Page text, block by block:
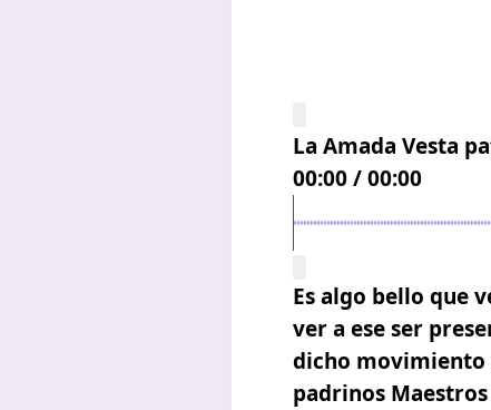
La Amada Vesta
00:00 / 00:00
Es algo bello que
ver a ese ser
dicho movimiento
padrinos